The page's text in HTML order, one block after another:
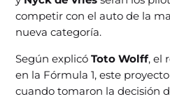
competir con el auto de la
nueva categoría.
Según explicóToto Wolff, el
en la Fórmula 1, este
cuando tomaron la decisión